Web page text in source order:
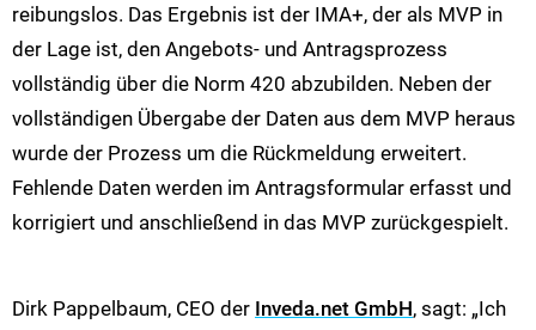
reibungslos. Das Ergebnis ist der IMA+, der als MVP in
der Lage ist, den Angebots- und Antragsprozess
vollständig über die Norm 420 abzubilden. Neben der
vollständigen Übergabe der Daten aus dem MVP heraus
wurde der Prozess um die Rückmeldung erweitert.
Fehlende Daten werden im Antragsformular erfasst und
korrigiert und anschließend in das MVP zurückgespielt.
Dirk Pappelbaum, CEO der Inveda.net GmbH, sagt: „Ich